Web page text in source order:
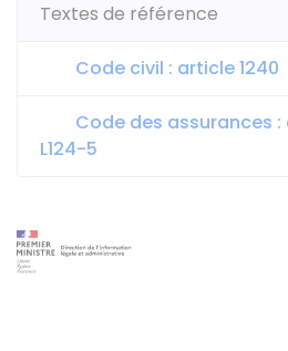
Textes de référence
Code civil : article 1240
Code des assurances :
L124-5